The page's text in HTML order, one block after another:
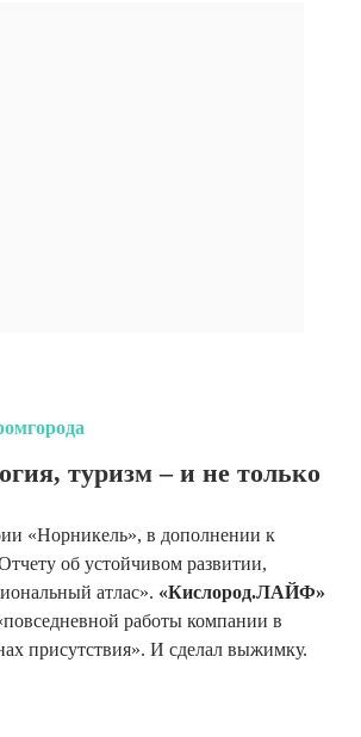
туризм – и не только
«Норникель», в дополнении к
об устойчивом развитии,
атлас». «Кислород.ЛАЙФ»
работы компании в
присутствия». И сделал выжимку.